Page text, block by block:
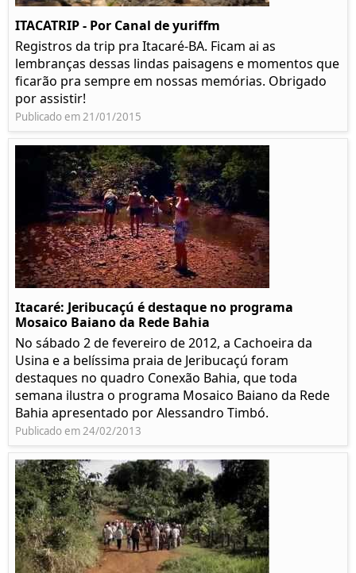
ITACATRIP - Por Canal de yuriffm
Registros da trip pra Itacaré-BA. Ficam ai as
lembranças dessas lindas paisagens e momentos que
ficarão pra sempre em nossas memórias. Obrigado
por assistir!
Publicado em 21/01/2015
Itacaré: Jeribucaçú é destaque no programa
Mosaico Baiano da Rede Bahia
No sábado 2 de fevereiro de 2012, a Cachoeira da
Usina e a belíssima praia de Jeribucaçú foram
destaques no quadro Conexão Bahia, que toda
semana ilustra o programa Mosaico Baiano da Rede
Bahia apresentado por Alessandro Timbó.
Publicado em 24/02/2013